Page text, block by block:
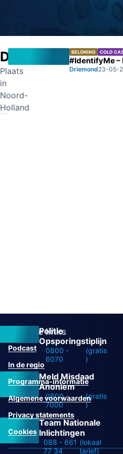
Driemond
Plaats
in
Noord-
Holland
BELONING COLD
#IdentifyMe –
Driemond23-05-
Politie
Opsporingstiplijn
0800 -
6070
(gratis
)
Meld Misdaad
Anoniem
0800 -
7000
(gratis
)
Team Nationale
Inlichtingen
088 - 661
77 34
(lokaal
tarief)
Overige links
Podcast
In de regio
Programma-informatie
Algemene voorwaarden
Privacy statements
Cookies